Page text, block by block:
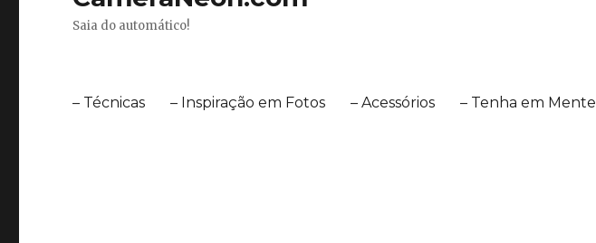
Saia do automático!
– Técnicas – Inspiração em Fotos – Acessórios – Tenha em Mente